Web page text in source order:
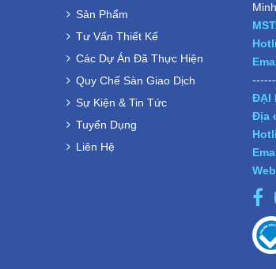
Sản Phẩm
Tư Vấn Thiết Kế
Các Dự Án Đã Thực Hiện
Quy Chế Sàn Giao Dịch
Sự Kiện & Tin Tức
Tuyển Dụng
Liên Hệ
ĐẠI
Địa